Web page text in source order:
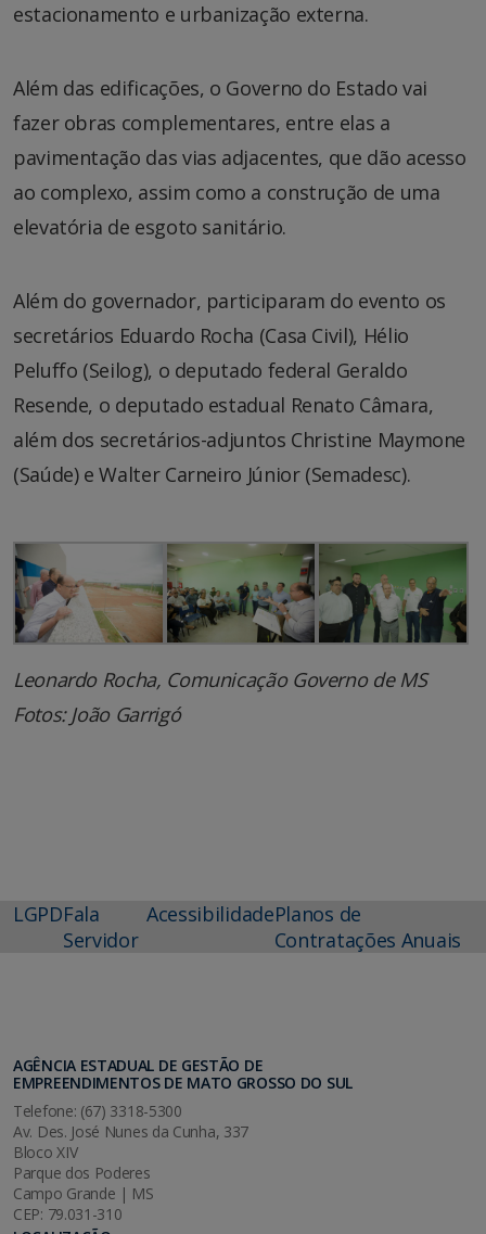
estacionamento e urbanização externa.
Além das edificações, o Governo do Estado vai
fazer obras complementares, entre elas a
pavimentação das vias adjacentes, que dão acesso
ao complexo, assim como a construção de uma
elevatória de esgoto sanitário.
Além do governador, participaram do evento os
secretários Eduardo Rocha (Casa Civil), Hélio
Peluffo (Seilog), o deputado federal Geraldo
Resende, o deputado estadual Renato Câmara,
além dos secretários-adjuntos Christine Maymone
(Saúde) e Walter Carneiro Júnior (Semadesc).
Leonardo Rocha, Comunicação Governo de MS
Fotos: João Garrigó
LGPDFala
Servidor
AcessibilidadePlanos de
Contratações Anuais
AGÊNCIA ESTADUAL DE GESTÃO DE
EMPREENDIMENTOS DE MATO GROSSO DO SUL
Telefone: (67) 3318-5300
Av. Des. José Nunes da Cunha, 337
Bloco XIV
Parque dos Poderes
Campo Grande | MS
CEP: 79.031-310